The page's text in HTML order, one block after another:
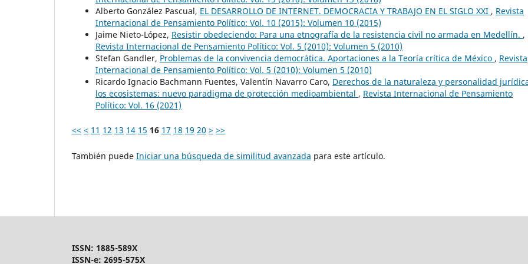
Alberto González Pascual, EL DESARROLLO DE INTERNET. DEMOCRACIA Y TRABAJO EN EL SIGLO XXI , Revista
Internacional de Pensamiento Político: Vol. 10 (2015): Volumen 10 (2015)
Jaime Nieto-López, Resistir obedeciendo: Para una etnografía de la resistencia civil no armada en Medellín. ,
Revista Internacional de Pensamiento Político: Vol. 5 (2010): Volumen 5 (2010)
Stefan Gandler, Problemas de la convivencia democrática. Aportaciones a la Teoría crítica de México , Revista
Internacional de Pensamiento Político: Vol. 5 (2010): Volumen 5 (2010)
Ricardo Ignacio Bachmann Fuentes, Valentín Navarro Caro, Derechos de la naturaleza y personalidad
los ecosistemas: nuevo paradigma de protección medioambiental , Revista Internacional de Pensamiento
Político: Vol. 16 (2021)
<< < 11 12 13 14 15 16 17 18 19 20 > >>
También puede Iniciar una búsqueda de similitud avanzada para este artículo.
ISSN: 1885-589X
ISSN-e: 2695-575X